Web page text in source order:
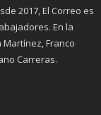
2017, El Correo es
En la
Franco
Carreras.